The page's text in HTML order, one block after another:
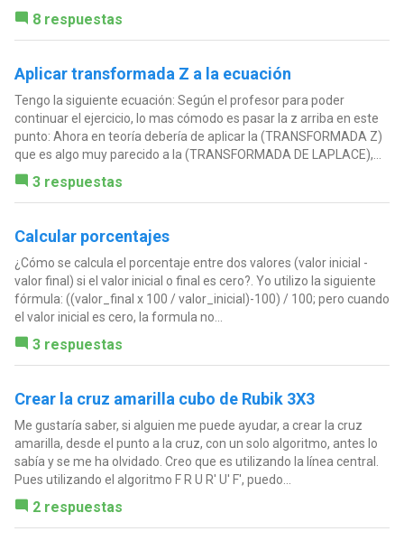
8 respuestas
Aplicar transformada Z a la ecuación
Tengo la siguiente ecuación: Según el profesor para poder
continuar el ejercicio, lo mas cómodo es pasar la z arriba en este
punto: Ahora en teoría debería de aplicar la (TRANSFORMADA Z)
que es algo muy parecido a la (TRANSFORMADA DE LAPLACE),...
3 respuestas
Calcular porcentajes
¿Cómo se calcula el porcentaje entre dos valores (valor inicial -
valor final) si el valor inicial o final es cero?. Yo utilizo la siguiente
fórmula: ((valor_final x 100 / valor_inicial)-100) / 100; pero cuando
el valor inicial es cero, la formula no...
3 respuestas
Crear la cruz amarilla cubo de Rubik 3X3
Me gustaría saber, si alguien me puede ayudar, a crear la cruz
amarilla, desde el punto a la cruz, con un solo algoritmo, antes lo
sabía y se me ha olvidado. Creo que es utilizando la línea central.
Pues utilizando el algoritmo F R U R' U' F', puedo...
2 respuestas